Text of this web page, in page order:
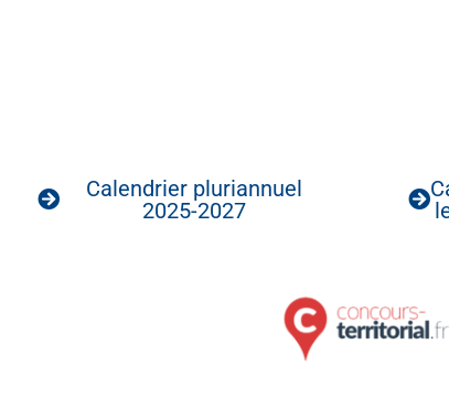
Calendrier pluriannuel
2025-2027